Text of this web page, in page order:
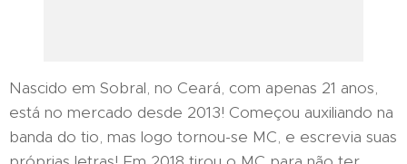
Nascido em Sobral, no Ceará, com apenas 21 anos,
está no mercado desde 2013! Começou auxiliando na
banda do tio, mas logo tornou-se MC, e escrevia suas